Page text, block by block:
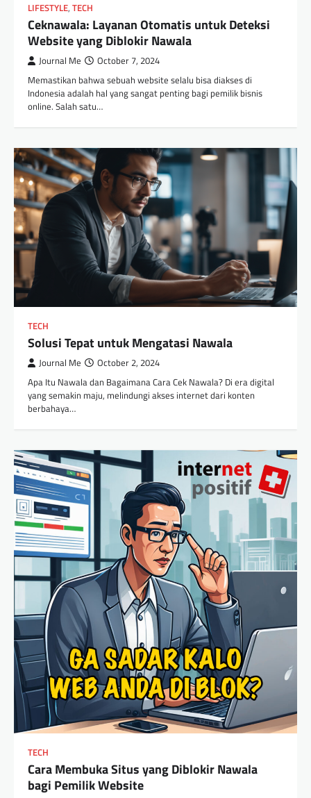
LIFESTYLE, TECH
Ceknawala: Layanan Otomatis untuk Deteksi
Website yang Diblokir Nawala
Journal Me October 7, 2024
Memastikan bahwa sebuah website selalu bisa diakses di
Indonesia adalah hal yang sangat penting bagi pemilik bisnis
online. Salah satu…
TECH
Solusi Tepat untuk Mengatasi Nawala
Journal Me October 2, 2024
Apa Itu Nawala dan Bagaimana Cara Cek Nawala? Di era digital
yang semakin maju, melindungi akses internet dari konten
berbahaya…
TECH
Cara Membuka Situs yang Diblokir Nawala
bagi Pemilik Website